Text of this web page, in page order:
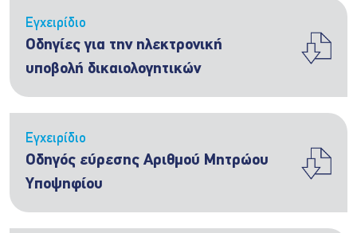
Εγχειρίδιο
Οδηγίες για την ηλεκτρονική
υποβολή δικαιολογητικών
Εγχειρίδιο
Οδηγός εύρεσης Αριθμού Μητρώου
Υποψηφίου